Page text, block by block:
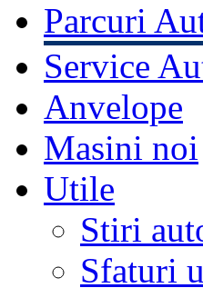
Parcuri
Service
Anvelope
Masini noi
Utile
Stiri
Sfaturi